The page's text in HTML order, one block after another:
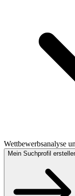
Wettbewerbsanalyse
Mein Suchprofil